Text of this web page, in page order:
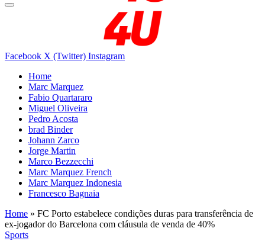
Facebook X (Twitter) Instagram
Home
Marc Marquez
Fabio Quartararo
Miguel Oliveira
Pedro Acosta
brad Binder
Johann Zarco
Jorge Martin
Marco Bezzecchi
Marc Marquez French
Marc Marquez Indonesia
Francesco Bagnaia
Home » FC Porto estabelece condições duras para transferência de
ex-jogador do Barcelona com cláusula de venda de 40%
Sports